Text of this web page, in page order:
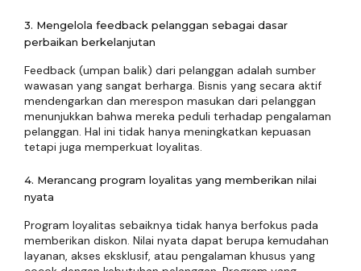
3. Mengelola feedback pelanggan sebagai dasar
perbaikan berkelanjutan
Feedback (umpan balik) dari pelanggan adalah sumber
wawasan yang sangat berharga. Bisnis yang secara aktif
mendengarkan dan merespon masukan dari pelanggan
menunjukkan bahwa mereka peduli terhadap pengalaman
pelanggan. Hal ini tidak hanya meningkatkan kepuasan
tetapi juga memperkuat loyalitas.
4. Merancang program loyalitas yang memberikan nilai
nyata
Program loyalitas sebaiknya tidak hanya berfokus pada
memberikan diskon. Nilai nyata dapat berupa kemudahan
layanan, akses eksklusif, atau pengalaman khusus yang